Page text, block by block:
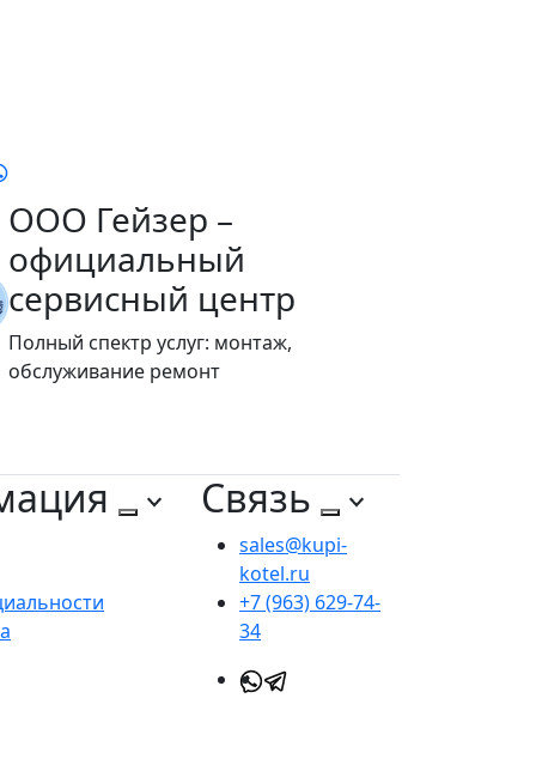
ООО Гейзер –
официальный
сервисный центр
Полный спектр услуг: монтаж,
обслуживание ремонт
Связь
sales@kupi-
kotel.ru
+7 (963) 629-74-
34